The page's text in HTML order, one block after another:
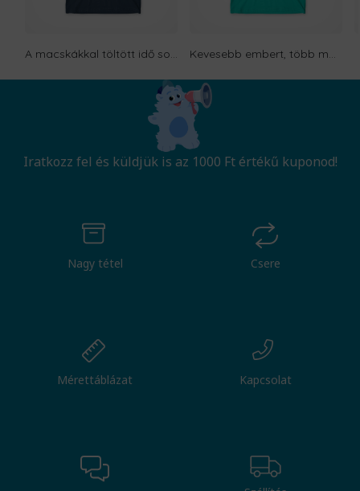
A macskákkal töltött idő sosem elvesztegetett Kevesebb embert, több macskát
Iratkozz fel és küldjük is az 1000 Ft értékű kuponod!
Nagy tétel Csere
Mérettáblázat Kapcsolat